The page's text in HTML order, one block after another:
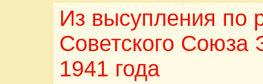
Из высупления по
Советского Союза
1941 года